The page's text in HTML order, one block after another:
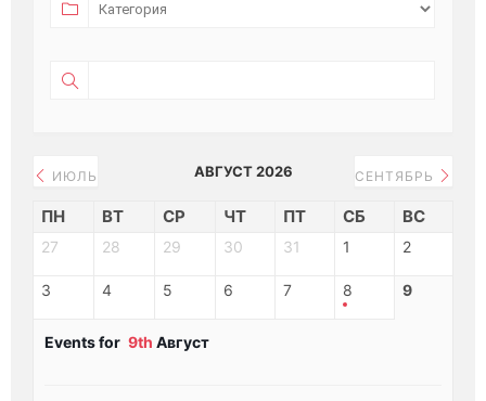
ИЮЛЬ АВГУСТ 2026 СЕНТЯБРЬ
ПН ВТ СР ЧТ ПТ СБ ВС
27 28 29 30 31 1 2
3 4 5 6 7 8 9
Events for 9th Август